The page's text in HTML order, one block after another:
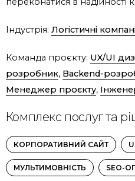
Індустрія: Логістичні
Команда проєкту: UX/UI
розробник, Backend-
Менеджер проєкту,
Комплекс послуг та
КОРПОРАТИВНИЙ САЙТ
МУЛЬТИМОВНІСТЬ SEO-